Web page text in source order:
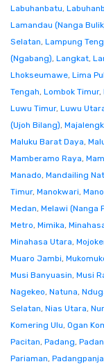
Labuhanbatu,
Lamandau (Nanga
Selatan, Lampung
(Ngabang), Langkat,
Lhokseumawe, Lima
Tengah, Lombok Timur,
Luwu Timur, Luwu
(Ujoh Bilang),
Maluku Barat Daya,
Mamberamo Raya,
Manado, Mandailing
Timur, Manokwari,
Medan, Melawi (Nanga
Metro, Mimika,
Minahasa Utara,
Muaro Jambi,
Musi Banyuasin, Musi
Nagekeo, Natuna,
Selatan, Nias Utara,
Komering Ulu, Ogan
Pacitan, Padang,
Pariaman,